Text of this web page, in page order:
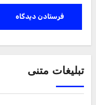
تبلیغات متنی